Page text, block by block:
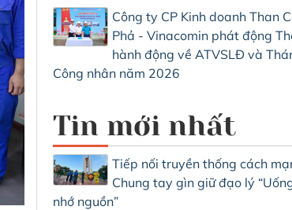
Công ty CP Kinh doanh Than
Phả - Vinacomin phát động
hành động về ATVSLĐ và
Công nhân năm 2026
Tin mới nhất
Tiếp nối truyền thống cách
Chung tay gìn giữ đạo lý
nhớ nguồn”